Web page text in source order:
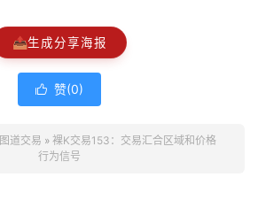
📤生成分享海报
 赞(0)
图道交易 » 裸K交易153：交易汇合区域和价格
行为信号